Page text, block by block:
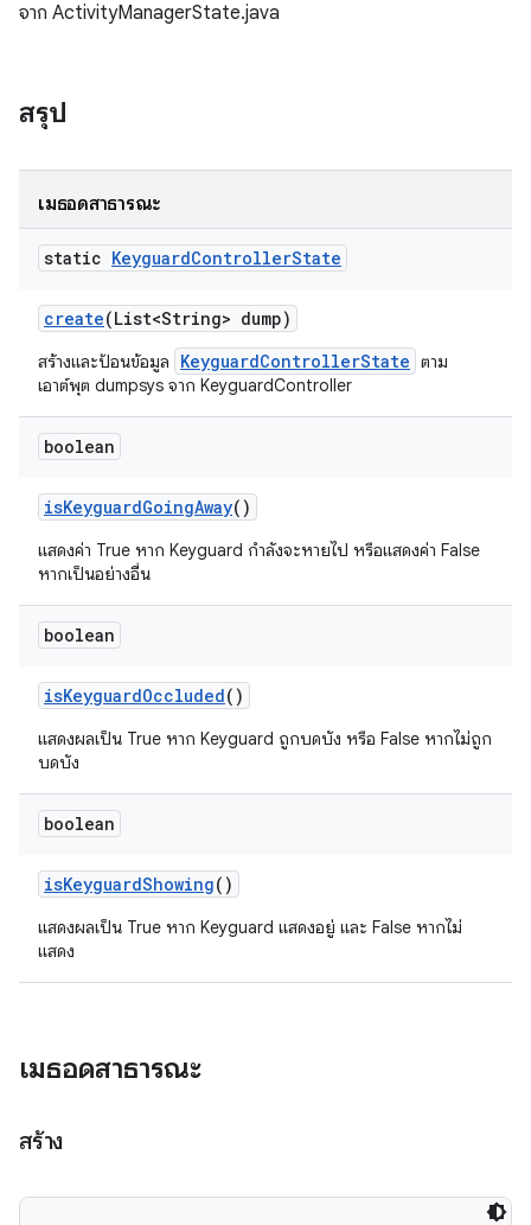
จาก ActivityManagerState.java
สรุป
เมธอดสาธารณะ
static KeyguardControllerState
create(List<String> dump)
สร้างและป้อนข้อมูล KeyguardControllerState ตาม
เอาต์พุต dumpsys จาก KeyguardController
boolean
isKeyguardGoingAway()
แสดงค่า True หาก Keyguard กำลังจะหายไป หรือแสดงค่า False
หากเป็นอย่างอื่น
boolean
isKeyguardOccluded()
แสดงผลเป็น True หาก Keyguard ถูกบดบัง หรือ False หากไม่ถูก
บดบัง
boolean
isKeyguardShowing()
แสดงผลเป็น True หาก Keyguard แสดงอยู่ และ False หากไม่
แสดง
เมธอดสาธารณะ
สร้าง